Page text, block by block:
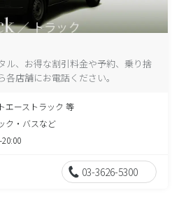
ル、お得な割引料金や予約、乗り捨
店舗にお電話ください。
エーストラック 等
ク・バスなど
20:00
03-3626-5300